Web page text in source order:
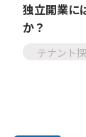
独立開業に
か？
テナント